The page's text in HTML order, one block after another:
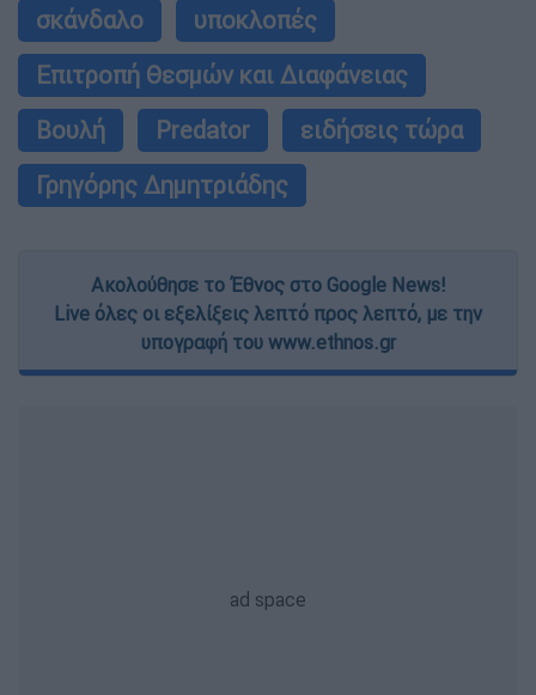
σκάνδαλο
υποκλοπές
Επιτροπή Θεσμών και Διαφάνειας
Βουλή
Predator
ειδήσεις τώρα
Γρηγόρης Δημητριάδης
Ακολούθησε το Έθνος στο Google News!
Live όλες οι εξελίξεις λεπτό προς λεπτό, με την
υπογραφή του www.ethnos.gr